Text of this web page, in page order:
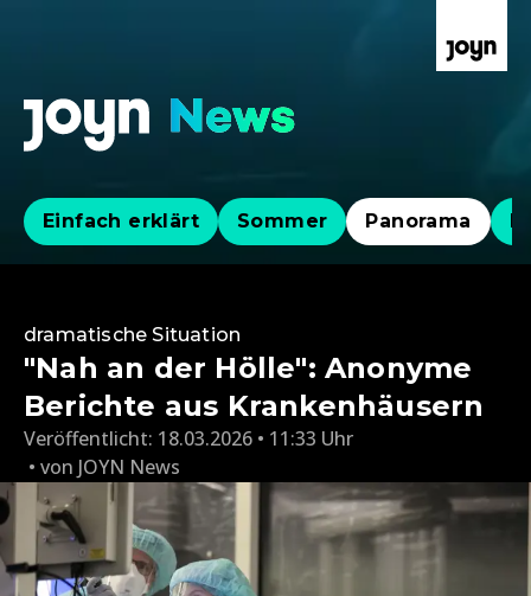
Einfach erklärt Sommer Panorama
dramatische Situation
"Nah an der Hölle": Anonyme
Berichte aus Krankenhäusern
Veröffentlicht: 18.03.2026 • 11:33 Uhr
von JOYN News